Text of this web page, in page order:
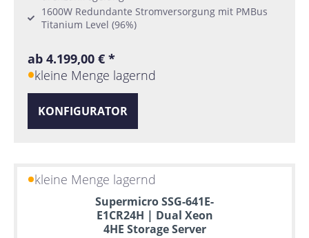
1600W Redundante Stromversorgung mit PMBus
Titanium Level (96%)
ab 4.199,00 € *
kleine Menge lagernd
KONFIGURATOR
kleine Menge lagernd
Supermicro SSG-641E-
E1CR24H | Dual Xeon
4HE Storage Server